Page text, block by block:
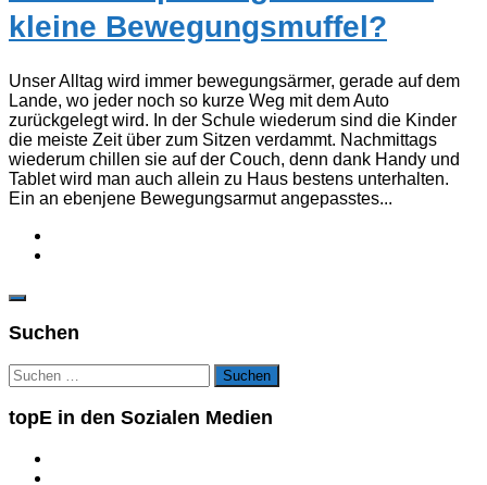
kleine Bewegungsmuffel?
Unser Alltag wird immer bewegungsärmer, gerade auf dem
Lande, wo jeder noch so kurze Weg mit dem Auto
zurückgelegt wird. In der Schule wiederum sind die Kinder
die meiste Zeit über zum Sitzen verdammt. Nachmittags
wiederum chillen sie auf der Couch, denn dank Handy und
Tablet wird man auch allein zu Haus bestens unterhalten.
Ein an ebenjene Bewegungsarmut angepasstes...
Suchen
Suchen
nach:
topE in den Sozialen Medien